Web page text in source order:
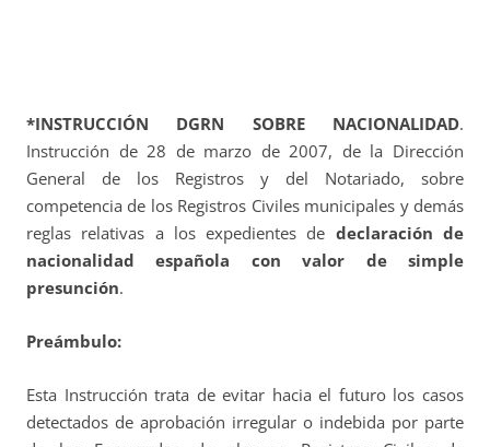
*INSTRUCCIÓN DGRN SOBRE NACIONALIDAD.
Instrucción de 28 de marzo de 2007, de la Dirección
General de los Registros y del Notariado, sobre
competencia de los Registros Civiles municipales y demás
reglas relativas a los expedientes de declaración de
nacionalidad española con valor de simple
presunción.
Preámbulo:
Esta Instrucción trata de evitar hacia el futuro los casos
detectados de aprobación irregular o indebida por parte